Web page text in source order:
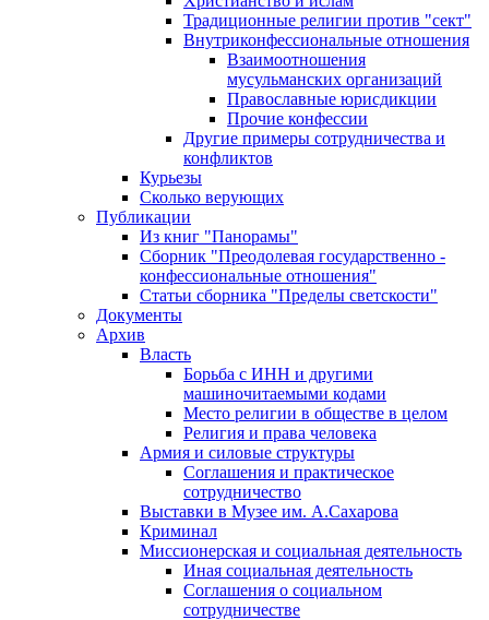
Традиционные религии против "сект"
Внутриконфессиональные отношения
Взаимоотношения
мусульманских организаций
Православные юрисдикции
Прочие конфессии
Другие примеры сотрудничества и
конфликтов
Курьезы
Сколько верующих
Публикации
Из книг "Панорамы"
Сборник "Преодолевая государственно -
конфессиональные отношения"
Статьи сборника "Пределы светскости"
Документы
Архив
Власть
Борьба с ИНН и другими
машиночитаемыми кодами
Место религии в обществе в целом
Религия и права человека
Армия и силовые структуры
Соглашения и практическое
сотрудничество
Выставки в Музее им. А.Сахарова
Криминал
Миссионерская и социальная деятельность
Иная социальная деятельность
Соглашения о социальном
сотрудничестве